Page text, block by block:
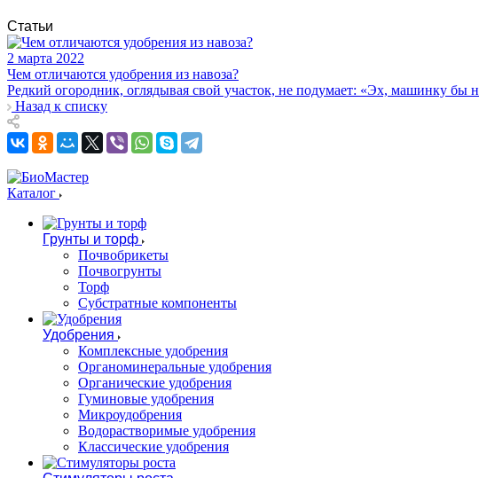
Статьи
2 марта 2022
Чем отличаются удобрения из навоза?
Редкий огородник, оглядывая свой участок, не подумает: «Эх, машинку бы
Назад к списку
Каталог
Грунты и торф
Почвобрикеты
Почвогрунты
Торф
Субстратные компоненты
Удобрения
Комплексные удобрения
Органоминеральные удобрения
Органические удобрения
Гуминовые удобрения
Микроудобрения
Водорастворимые удобрения
Классические удобрения